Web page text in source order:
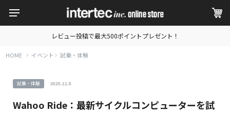
レビュー投稿で最大500ポイントプレゼント！
HOME イベント 試乗・体験
試乗・体験 2025.11.8
Wahoo Ride：最新サイクルコンピューターを試